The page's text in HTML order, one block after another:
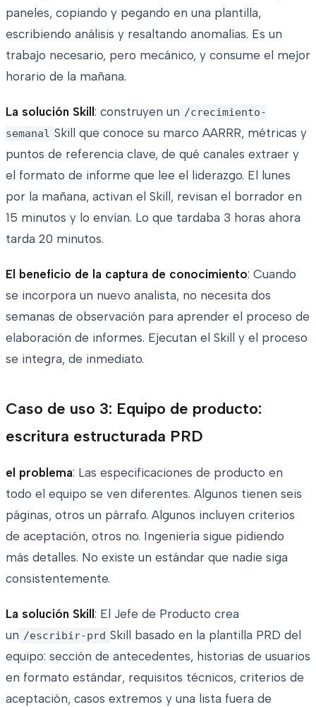
paneles, copiando y pegando en una plantilla,
escribiendo análisis y resaltando anomalías. Es un
trabajo necesario, pero mecánico, y consume el mejor
horario de la mañana.
La solución Skill: construyen un /crecimiento-
semanal Skill que conoce su marco AARRR, métricas y
puntos de referencia clave, de qué canales extraer y
el formato de informe que lee el liderazgo. El lunes
por la mañana, activan el Skill, revisan el borrador en
15 minutos y lo envían. Lo que tardaba 3 horas ahora
tarda 20 minutos.
El beneficio de la captura de conocimiento: Cuando
se incorpora un nuevo analista, no necesita dos
semanas de observación para aprender el proceso de
elaboración de informes. Ejecutan el Skill y el proceso
se integra, de inmediato.
Caso de uso 3: Equipo de producto:
escritura estructurada PRD
el problema: Las especificaciones de producto en
todo el equipo se ven diferentes. Algunos tienen seis
páginas, otros un párrafo. Algunos incluyen criterios
de aceptación, otros no. Ingeniería sigue pidiendo
más detalles. No existe un estándar que nadie siga
consistentemente.
La solución Skill: El Jefe de Producto crea
un /escribir-prd Skill basado en la plantilla PRD del
equipo: sección de antecedentes, historias de usuarios
en formato estándar, requisitos técnicos, criterios de
aceptación, casos extremos y una lista fuera de